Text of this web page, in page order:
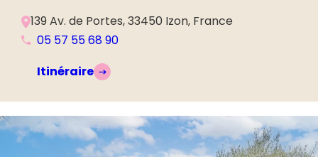
139 Av. de Portes, 33450 Izon, France
05 57 55 68 90
Itinéraire